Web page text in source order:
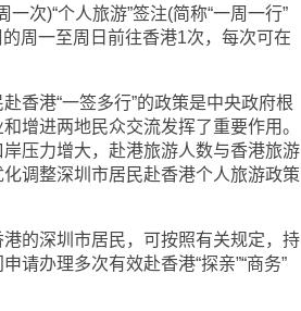
次)“个人旅游”签注(简称“一周一行”
周一至周日前往香港1次，每次可在
港“一签多行”的政策是中央政府根
增进两地民众交流发挥了重要作用。
压力增大，赴港旅游人数与香港旅游
调整深圳市居民赴香港个人旅游政策
的深圳市居民，可按照有关规定，持
请办理多次有效赴香港“探亲”“商务”